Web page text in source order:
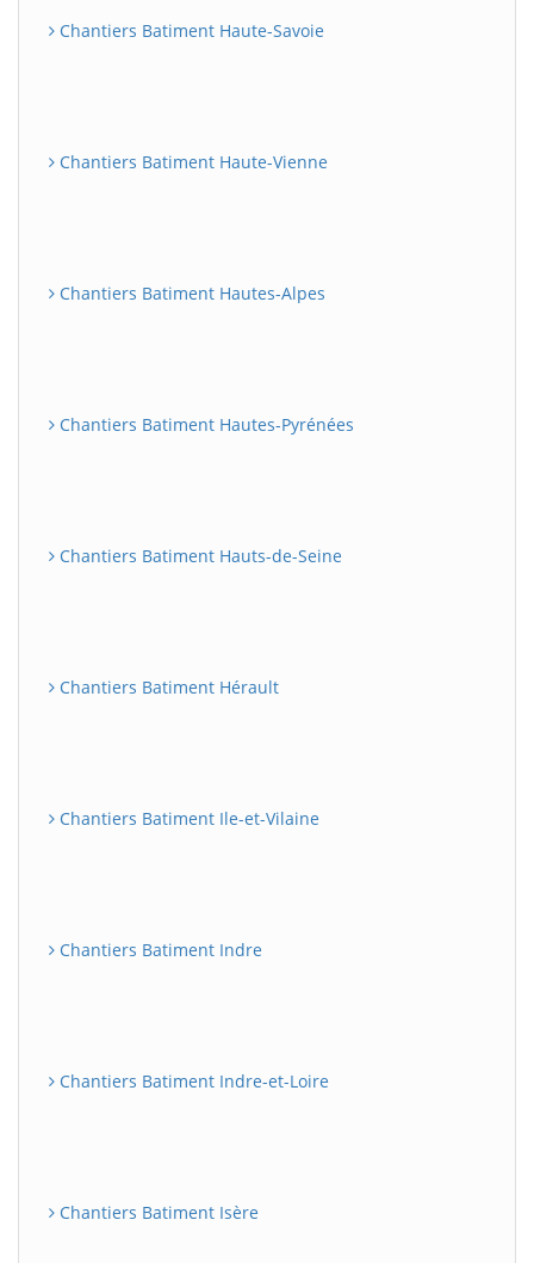
Chantiers Batiment Haute-Savoie
Chantiers Batiment Haute-Vienne
Chantiers Batiment Hautes-Alpes
Chantiers Batiment Hautes-Pyrénées
Chantiers Batiment Hauts-de-Seine
Chantiers Batiment Hérault
Chantiers Batiment Ile-et-Vilaine
Chantiers Batiment Indre
Chantiers Batiment Indre-et-Loire
Chantiers Batiment Isère